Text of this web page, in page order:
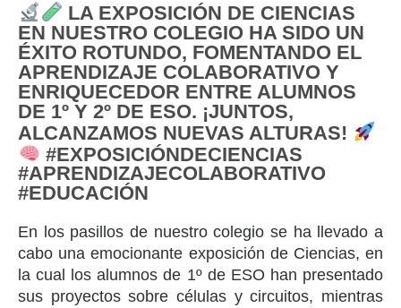
LA EXPOSICIÓN DE CIENCIAS
EN NUESTRO COLEGIO HA SIDO UN
ÉXITO ROTUNDO, FOMENTANDO EL
APRENDIZAJE COLABORATIVO Y
ENRIQUECEDOR ENTRE ALUMNOS
DE 1º Y 2º DE ESO. ¡JUNTOS,
ALCANZAMOS NUEVAS ALTURAS!
#EXPOSICIÓNDECIENCIAS
#APRENDIZAJECOLABORATIVO
#EDUCACIÓN
En los pasillos de nuestro colegio se ha llevado a
cabo una emocionante exposición de Ciencias, en
la cual los alumnos de 1º de ESO han presentado
sus proyectos sobre células y circuitos, mientras